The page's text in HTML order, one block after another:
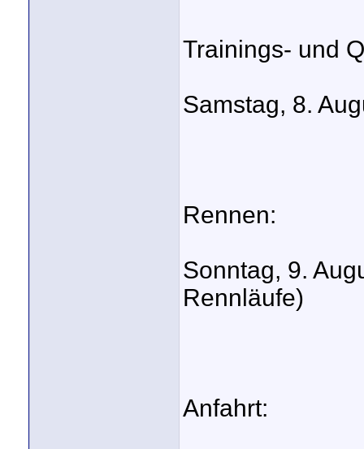
Trainings- und
Samstag, 8.
Rennen:
Sonntag, 9.
Rennläufe)
Anfahrt: